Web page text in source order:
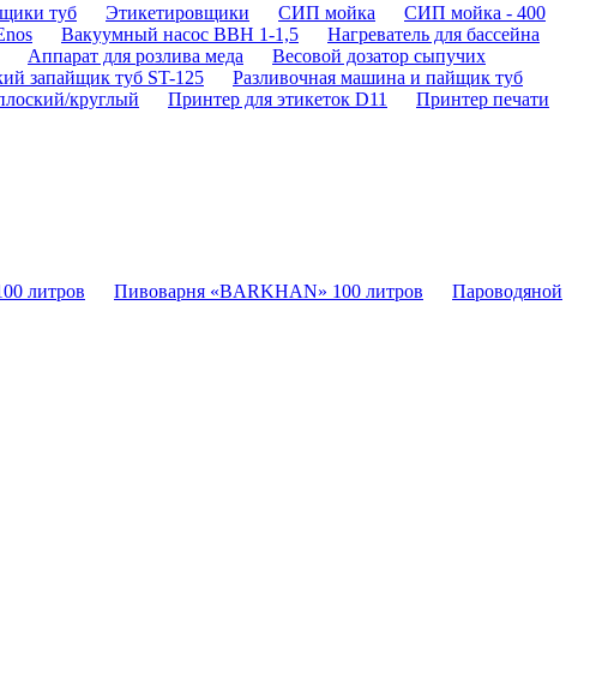
туб Этикетировщики СИП мойка
СИП мойка - 400
Вакуумный насос ВВН 1-1,5
Нагреватель для бассейна
Аппарат для розлива меда
Весовой дозатор сыпучих
запайщик туб ST-125
Разливочная машина и пайщик туб
круглый Принтер для этикеток D11
Принтер печати
литров Пивоварня «BARKHAN» 100 литров
Пароводяной